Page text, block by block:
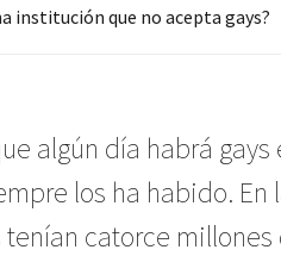
institución que no acepta gays?
algún día habrá
los ha habido.
catorce